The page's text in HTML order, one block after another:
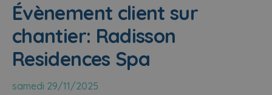
Évènement client sur
chantier: Radisson
Residences Spa
samedi 29/11/2025